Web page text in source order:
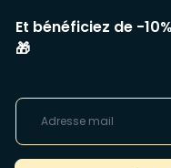
Et bénéficiez de -
🎁